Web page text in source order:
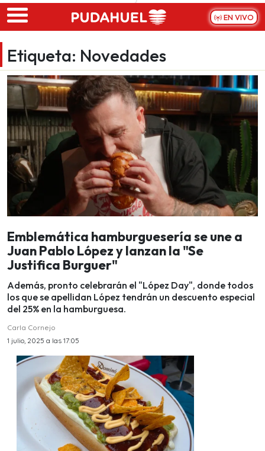
Skip to main content
EN VIVO
Etiqueta: Novedades
Emblemática hamburguesería se une a
Juan Pablo López y lanzan la "Se
Justifica Burguer"
Además, pronto celebrarán el "López Day", donde todos
los que se apellidan López tendrán un descuento especial
del 25% en la hamburguesa.
Carla Cornejo
1 julio, 2025 a las 17:05